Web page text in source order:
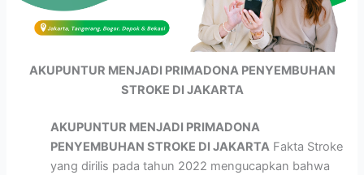
AKUPUNTUR MENJADI PRIMADONA PENYEMBUHAN
STROKE DI JAKARTA
AKUPUNTUR MENJADI PRIMADONA
PENYEMBUHAN STROKE DI JAKARTA Fakta Stroke
yang dirilis pada tahun 2022 mengucapkan bahwa